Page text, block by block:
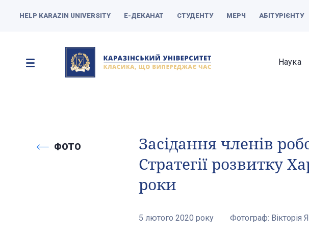
HELP KARAZIN UNIVERSITY Е-ДЕКАНАТ СТУДЕНТУ МЕРЧ АБІТУРІЄНТУ
Наука
ФОТО
Засідання членів
Стратегії розвитку
роки
5 лютого 2020 року Фотограф: Вікторія